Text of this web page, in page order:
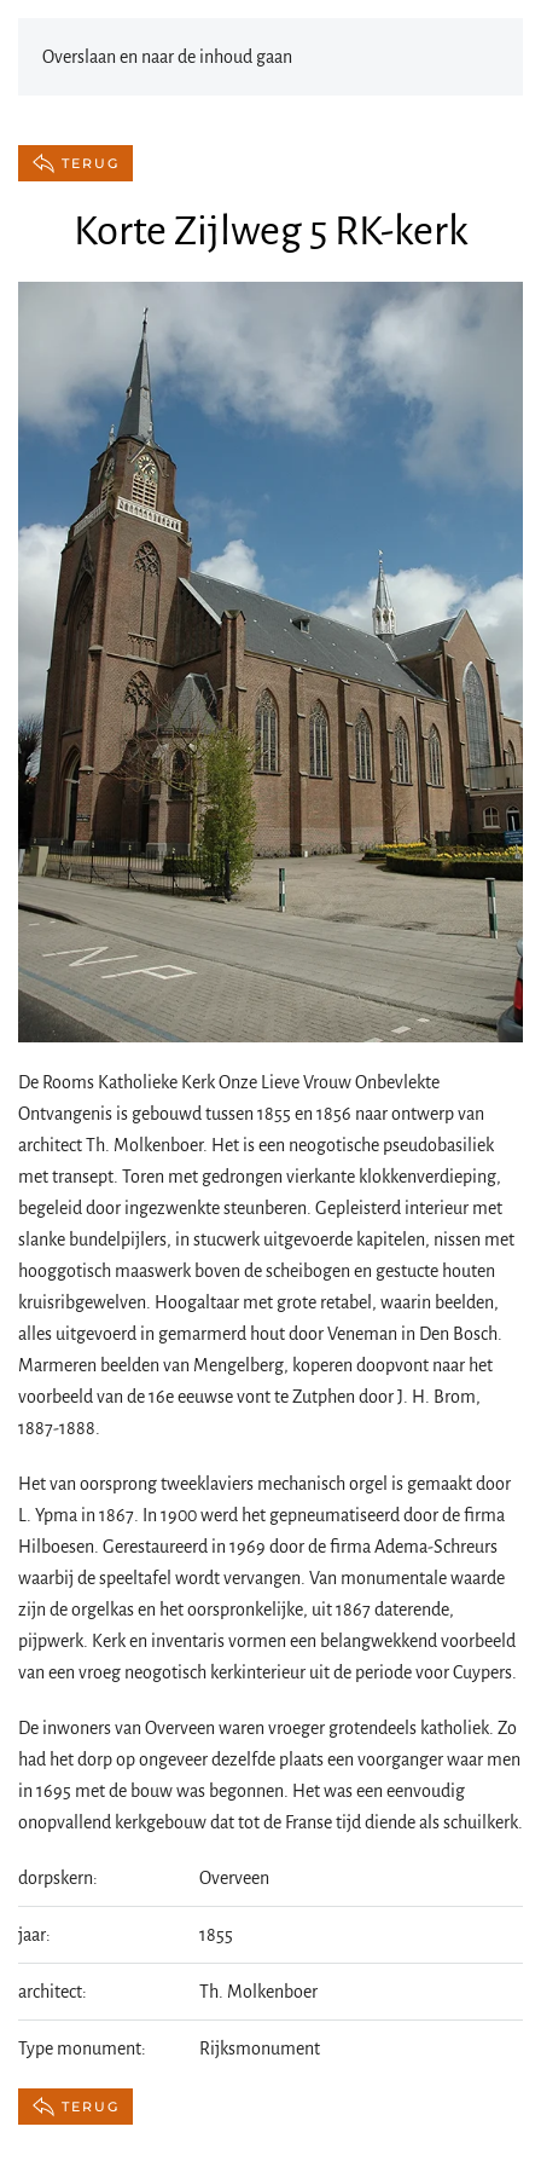
Overslaan en naar de inhoud gaan
TERUG
Korte Zijlweg 5 RK-kerk
De Rooms Katholieke Kerk Onze Lieve Vrouw Onbevlekte
Ontvangenis is gebouwd tussen 1855 en 1856 naar ontwerp van
architect Th. Molkenboer. Het is een neogotische pseudobasiliek
met transept. Toren met gedrongen vierkante klokkenverdieping,
begeleid door ingezwenkte steunberen. Gepleisterd interieur met
slanke bundelpijlers, in stucwerk uitgevoerde kapitelen, nissen met
hooggotisch maaswerk boven de scheibogen en gestucte houten
kruisribgewelven. Hoogaltaar met grote retabel, waarin beelden,
alles uitgevoerd in gemarmerd hout door Veneman in Den Bosch.
Marmeren beelden van Mengelberg, koperen doopvont naar het
voorbeeld van de 16e eeuwse vont te Zutphen door J. H. Brom,
1887-1888.
Het van oorsprong tweeklaviers mechanisch orgel is gemaakt door
L. Ypma in 1867. In 1900 werd het gepneumatiseerd door de firma
Hilboesen. Gerestaureerd in 1969 door de firma Adema-Schreurs
waarbij de speeltafel wordt vervangen. Van monumentale waarde
zijn de orgelkas en het oorspronkelijke, uit 1867 daterende,
pijpwerk. Kerk en inventaris vormen een belangwekkend voorbeeld
van een vroeg neogotisch kerkinterieur uit de periode voor Cuypers.
De inwoners van Overveen waren vroeger grotendeels katholiek. Zo
had het dorp op ongeveer dezelfde plaats een voorganger waar men
in 1695 met de bouw was begonnen. Het was een eenvoudig
onopvallend kerkgebouw dat tot de Franse tijd diende als schuilkerk.
dorpskern: Overveen
jaar: 1855
architect: Th. Molkenboer
Type monument: Rijksmonument
TERUG